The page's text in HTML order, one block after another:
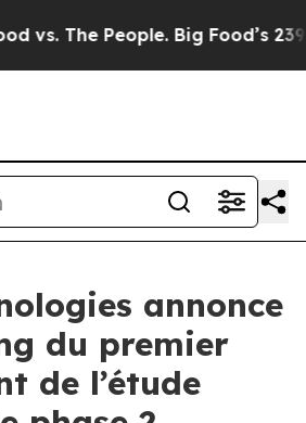
People. Big Food’s 239
annonce
du premier
de l’étude